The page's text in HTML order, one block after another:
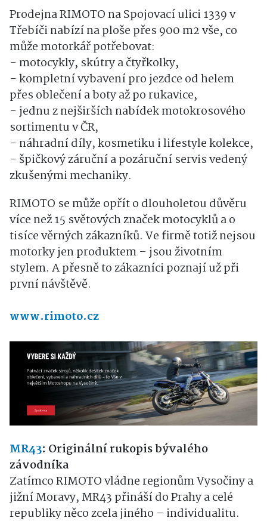
Prodejna RIMOTO na Spojovací ulici 1339 v
Třebíči nabízí na ploše přes 900 m2 vše, co
může motorkář potřebovat:
- motocykly, skútry a čtyřkolky,
- kompletní vybavení pro jezdce od helem
přes oblečení a boty až po rukavice,
- jednu z nejširších nabídek motokrosového
sortimentu v ČR,
- náhradní díly, kosmetiku i lifestyle kolekce,
- špičkový záruční a pozáruční servis vedený
zkušenými mechaniky.
RIMOTO se může opřít o dlouholetou důvěru
více než 15 světových značek motocyklů a o
tisíce věrných zákazníků. Ve firmě totiž nejsou
motorky jen produktem – jsou životním
stylem. A přesně to zákazníci poznají už při
první návštěvě.
www.rimoto.cz
MR43: Originální rukopis bývalého
závodníka
Zatímco RIMOTO vládne regionům Vysočiny a
jižní Moravy, MR43 přináší do Prahy a celé
republiky něco zcela jiného – individualitu.